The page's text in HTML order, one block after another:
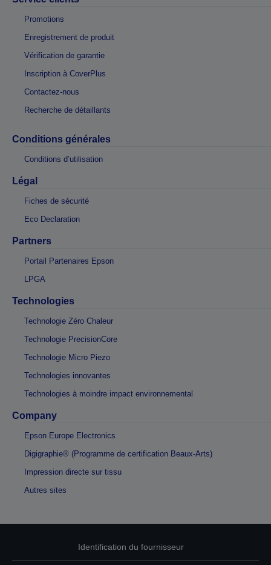
Promotions
Enregistrement de produit
Vérification de garantie
Inscription à CoverPlus
Contactez-nous
Recherche de détaillants
Conditions générales
Conditions d’utilisation
Légal
Fiches de sécurité
Eco Declaration
Partners
Portail Partenaires Epson
LPGA
Technologies
Technologie Zéro Chaleur
Technologie PrecisionCore
Technologie Micro Piezo
Technologies innovantes
Technologies à moindre impact environnemental
Company
Epson Europe Electronics
Digigraphie® (Programme de certification Beaux-Arts)
Impression directe sur tissu
Autres sites
Identification du fournisseur